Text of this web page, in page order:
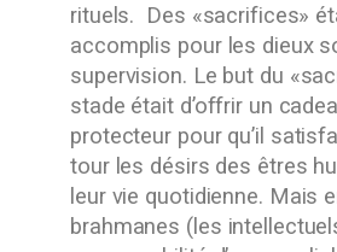
rituels. Des «sacrifices»
accomplis pour les dieux
supervision. Le but du
stade était d’offrir un
protecteur pour qu’il
tour les désirs des êtres
leur vie quotidienne. Mais
brahmanes (les